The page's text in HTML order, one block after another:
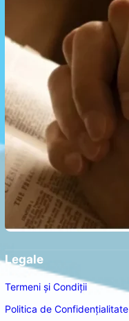
Legale
Termeni și Condiții
Politica de Confidențialitate